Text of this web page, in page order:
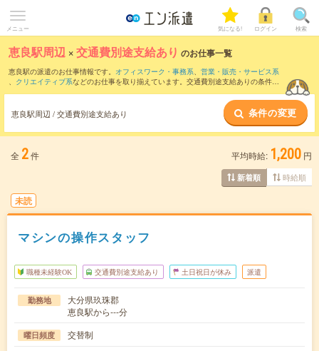
メニュー 気になる! ログイン 検索
恵良駅周辺 ×交通費別途支給あり のお仕事一覧
恵良駅の派遣のお仕事情報です。 オフィスワーク・事務系、 営業・販売・サービス系
、 クリエイティブ系などのお仕事を取り揃えています。交通費別途支給ありの条件の
恵良駅周辺 / 交通費別途支給あり 条件の変更
全 2件 平均時給: 1,200 円
新着順 時給順
未読
マシンの操作スタッフ
職種未経験OK 交通費別途支給あり 土日祝日が休み 派遣
勤務地
大分県玖珠郡
恵良駅から---分
曜日頻度 交替制